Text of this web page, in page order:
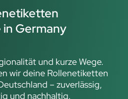
in Germany
und kurze Wege.
wir deine Rollenetiketten
– zuverlässig,
und nachhaltig.